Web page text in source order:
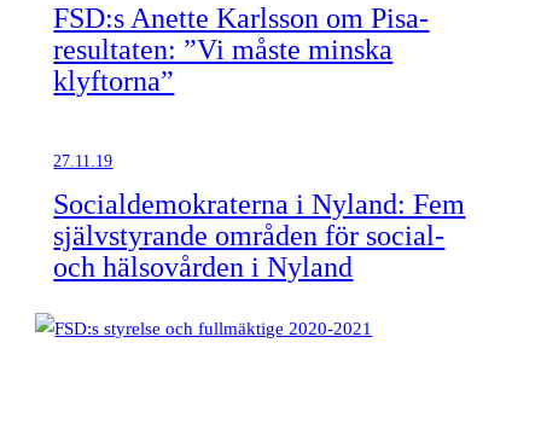
FSD:s Anette Karlsson om Pisa-
resultaten: ”Vi måste minska
klyftorna”
27.11.19
Socialdemokraterna i Nyland: Fem
självstyrande områden för social-
och hälsovården i Nyland